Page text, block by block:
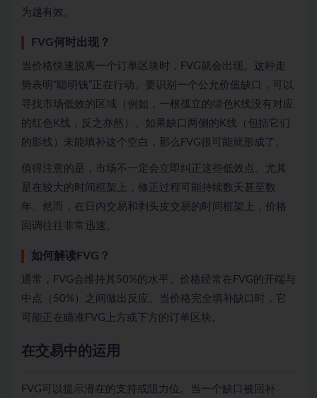
为越有效。
FVG何时出现？
当价格快速脱离一个订单区块时，FVG就会出现。这种走
势表明“聪明钱”正在行动。要识别一个公允价值缺口，可以
寻找市场低效的区域（例如，一根孤立的绿色K线没有对应
的红色K线，反之亦然）。如果缺口两侧的K线（包括它们
的影线）未能填补这个空白，那么FVG很可能就形成了。
值得注意的是，市场不一定会立即纠正这些低效点。尤其
是在较大的时间框架上，修正过程可能持续数天甚至数
年。然而，在日内交易和剥头皮交易的时间框架上，价格
回调往往非常迅速。
如何解读FVG？
通常，FVG会维持其50%的水平。价格经常在FVG的开端与
中点（50%）之间做出反应。当价格完全填补缺口时，它
可能正在瞄准FVG上方或下方的订单区块。
在交易中的运用
FVG可以提示潜在的支持或阻力位。当一个缺口被回补